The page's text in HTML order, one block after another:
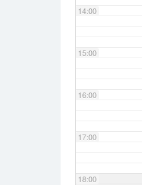
14:00
15:00
16:00
17:00
18:00